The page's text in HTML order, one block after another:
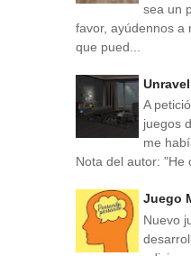
sea un
favor, ayúdennos a
que pued...
Unravel
A
juegos
me
Nota del autor: "He
Juego
Nuevo